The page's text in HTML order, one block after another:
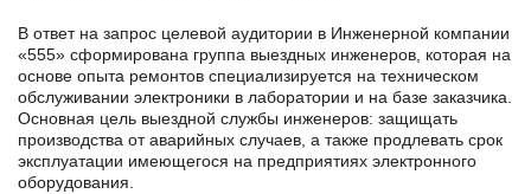
В ответ на запрос целевой аудитории в Инженерной компании
«555» сформирована группа выездных инженеров, которая на
основе опыта ремонтов специализируется на техническом
обслуживании электроники в лаборатории и на базе заказчика.
Основная цель выездной службы инженеров: защищать
производства от аварийных случаев, а также продлевать срок
эксплуатации имеющегося на предприятиях электронного
оборудования.